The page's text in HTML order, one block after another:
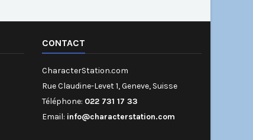
CONTACT
CharacterStation.com
Rue Claudine-Levet 1, Geneve, Suisse
Téléphone: 022 731 17 33
Email: info@characterstation.com